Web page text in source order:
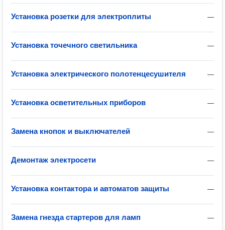
—
Установка розетки для электроплиты
—
Установка точечного светильника
—
Установка электрического полотенцесушителя
—
Установка осветительных приборов
—
Замена кнопок и выключателей
—
Демонтаж электросети
—
Установка контактора и автоматов защиты
—
Замена гнезда стартеров для ламп